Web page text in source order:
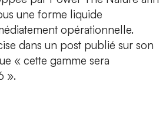
une forme liquide
opérationnelle.
dans un post publié sur son
« cette gamme sera
».